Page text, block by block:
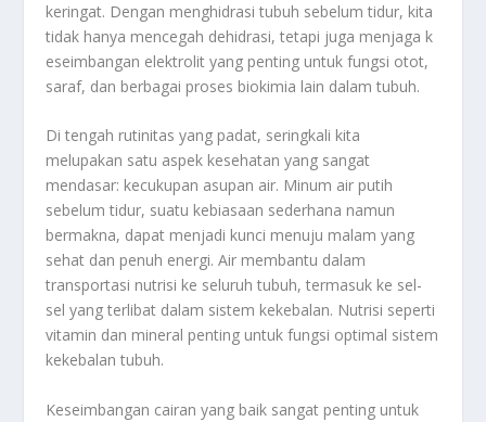
keringat. Dengan menghidrasi tubuh sebelum tidur, kita
tidak hanya mencegah dehidrasi, tetapi juga menjaga k
eseimbangan elektrolit yang penting untuk fungsi otot,
saraf, dan berbagai proses biokimia lain dalam tubuh.
Di tengah rutinitas yang padat, seringkali kita
melupakan satu aspek kesehatan yang sangat
mendasar: kecukupan asupan air. Minum air putih
sebelum tidur, suatu kebiasaan sederhana namun
bermakna, dapat menjadi kunci menuju malam yang
sehat dan penuh energi. Air membantu dalam
transportasi nutrisi ke seluruh tubuh, termasuk ke sel-
sel yang terlibat dalam sistem kekebalan. Nutrisi seperti
vitamin dan mineral penting untuk fungsi optimal sistem
kekebalan tubuh.
Keseimbangan cairan yang baik sangat penting untuk